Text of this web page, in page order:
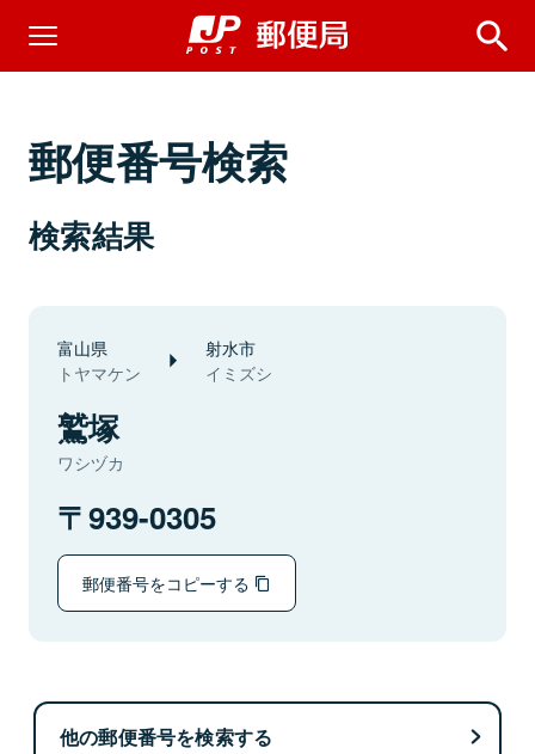
郵便番号検索
検索結果
富山県
トヤマケン
射水市
イミズシ
鷲塚
ワシヅカ
939-0305
郵便番号をコピーする
他の郵便番号を検索する